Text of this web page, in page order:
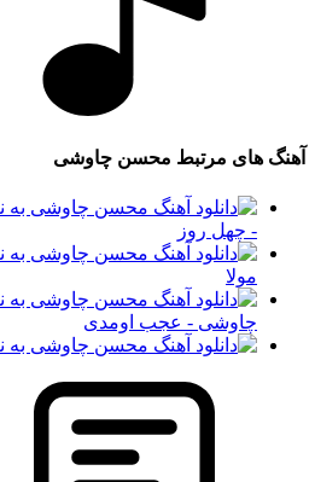
های مرتبطمحسن چاوشی
- چهل روز
چاوشی - عجب اومدی